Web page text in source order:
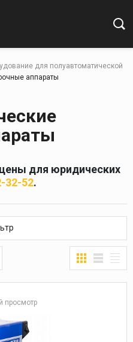
для полуавтоматической
аппараты
для юридических
32-52.
просмотр